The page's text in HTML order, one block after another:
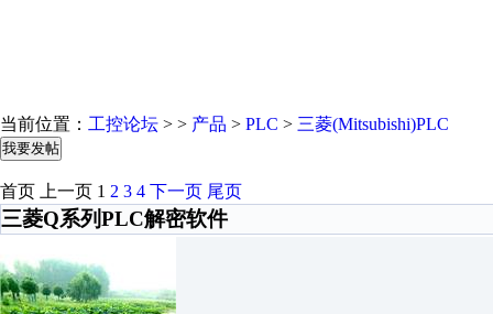
当前位置： 工控论坛 > > 产品 > PLC > 三菱(Mitsubishi)PLC
我要发帖
首页 上一页 1 2 3 4 下一页 尾页
三菱Q系列PLC解密软件